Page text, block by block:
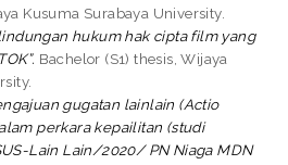
Kusuma Surabaya University.
hukum hak cipta film yang
Bachelor (S1) thesis, Wijaya
gugatan lainlain (Actio
perkara kepailitan (studi
Lain Lain/2020/ PN Niaga MDN